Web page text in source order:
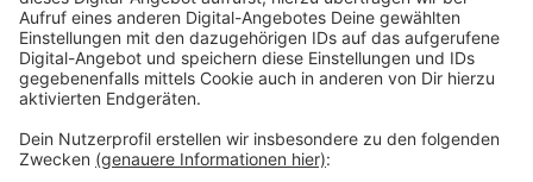
Männer fest. Sie befinden sich in Untersuchungshaft.
Zwei weitere Täter haben sich vermutlich ins Ausland
abgesetzt.